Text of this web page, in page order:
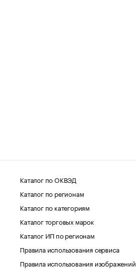
Каталог по ОКВЭД
Каталог по регионам
Каталог по категориям
Каталог торговых марок
Каталог ИП по регионам
Правила использования сервиса
Правила использования изображений